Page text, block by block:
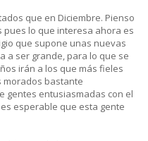
que en Diciembre. Pienso
lo que interesa ahora es
que supone unas nuevas
a ser grande, para lo que se
irán a los que más fieles
morados bastante
gentes entusiasmadas con el
esperable que esta gente